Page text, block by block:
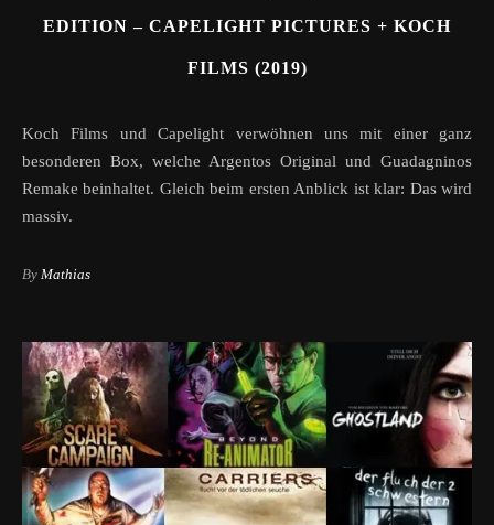
EDITION – CAPELIGHT PICTURES + KOCH
FILMS (2019)
Koch Films und Capelight verwöhnen uns mit einer ganz
besonderen Box, welche Argentos Original und Guadagninos
Remake beinhaltet. Gleich beim ersten Anblick ist klar: Das wird
massiv.
By Mathias